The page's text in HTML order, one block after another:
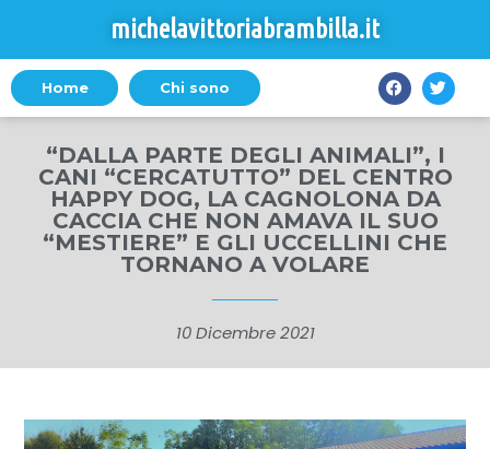
michelavittoriabrambilla.it
Home Chi sono
“DALLA PARTE DEGLI ANIMALI”, I
CANI “CERCATUTTO” DEL CENTRO
HAPPY DOG, LA CAGNOLONA DA
CACCIA CHE NON AMAVA IL SUO
“MESTIERE” E GLI UCCELLINI CHE
TORNANO A VOLARE
10 Dicembre 2021